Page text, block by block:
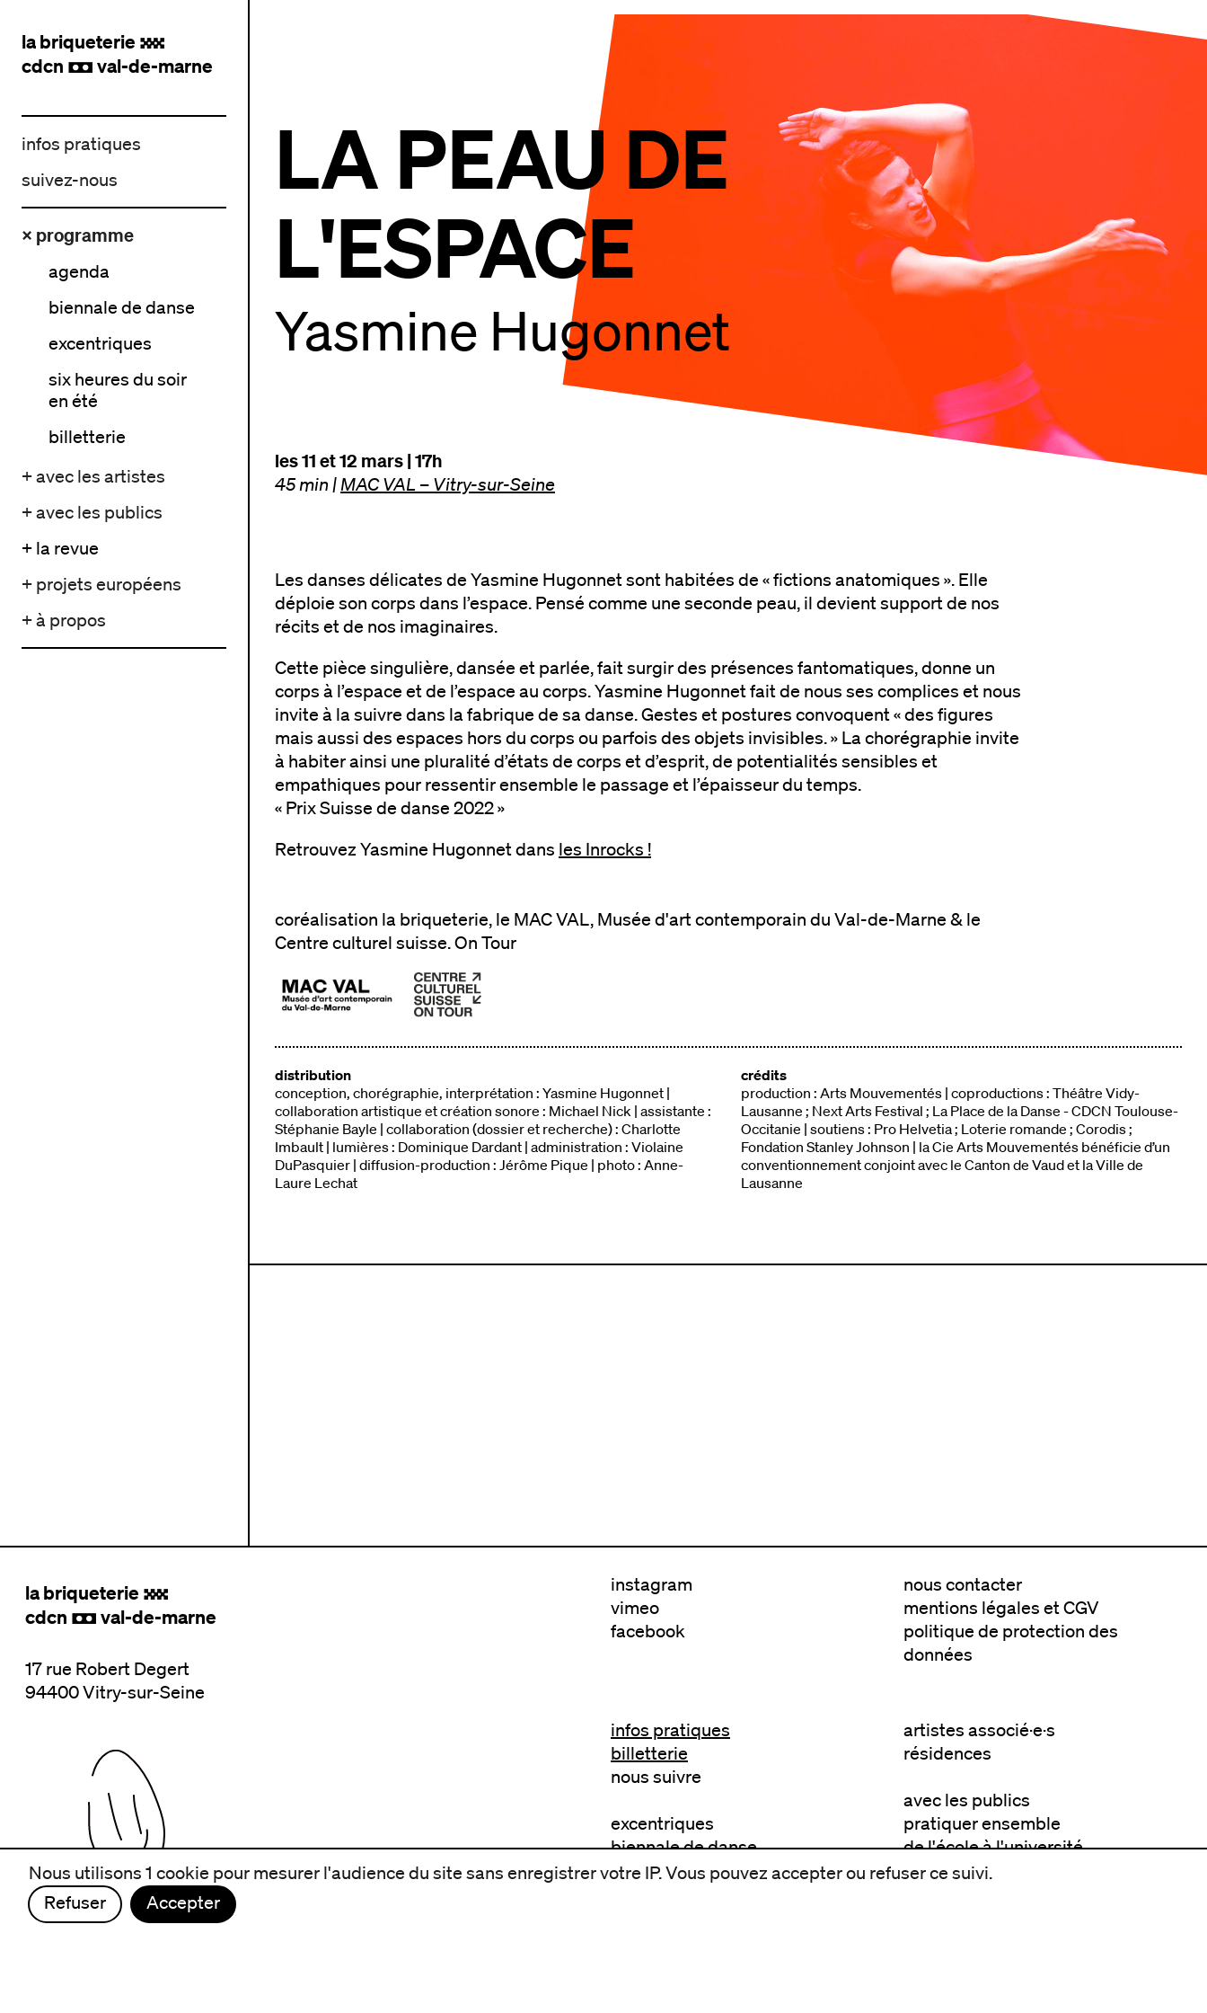
la briqueterie .
cdcn , val-de-marne
infos pratiques
suivez-nous
× programme
agenda
biennale de danse
excentriques
six heures du soir
en été
billetterie
+ avec les artistes
+ avec les publics
+ la revue
+ projets européens
+ à propos
LA PEAU DE
L'ESPACE
Yasmine Hugonnet
les 11 et 12 mars | 17h
45 min | MAC VAL – Vitry-sur-Seine
Les danses délicates de Yasmine Hugonnet sont habitées de « fictions anatomiques ». Elle
déploie son corps dans l’espace. Pensé comme une seconde peau, il devient support de nos
récits et de nos imaginaires.
Cette pièce singulière, dansée et parlée, fait surgir des présences fantomatiques, donne un
corps à l’espace et de l’espace au corps. Yasmine Hugonnet fait de nous ses complices et nous
invite à la suivre dans la fabrique de sa danse. Gestes et postures convoquent « des figures
mais aussi des espaces hors du corps ou parfois des objets invisibles. » La chorégraphie invite
à habiter ainsi une pluralité d’états de corps et d’esprit, de potentialités sensibles et
empathiques pour ressentir ensemble le passage et l’épaisseur du temps.
« Prix Suisse de danse 2022 »
Retrouvez Yasmine Hugonnet dans les Inrocks !
coréalisation la briqueterie, le MAC VAL, Musée d'art contemporain du Val-de-Marne & le
Centre culturel suisse. On Tour
distribution
conception, chorégraphie, interprétation : Yasmine Hugonnet |
collaboration artistique et création sonore : Michael Nick | assistante :
Stéphanie Bayle | collaboration (dossier et recherche) : Charlotte
Imbault | lumières : Dominique Dardant | administration : Violaine
DuPasquier | diffusion-production : Jérôme Pique | photo : Anne-
Laure Lechat
crédits
production : Arts Mouvementés | coproductions : Théâtre Vidy-
Lausanne ; Next Arts Festival ; La Place de la Danse - CDCN Toulouse-
Occitanie | soutiens : Pro Helvetia ; Loterie romande ; Corodis ;
Fondation Stanley Johnson | la Cie Arts Mouvementés bénéficie d’un
conventionnement conjoint avec le Canton de Vaud et la Ville de
Lausanne
la briqueterie .
cdcn , val-de-marne
17 rue Robert Degert
94400 Vitry-sur-Seine
instagram
vimeo
facebook
nous contacter
mentions légales et CGV
politique de protection des
données
infos pratiques
billetterie
nous suivre
excentriques
biennale de danse
du Val-de-Marne
artistes associé·e·s
résidences
avec les publics
pratiquer ensemble
de l'école à l'université
prendre soin
Nous utilisons 1 cookie pour mesurer l'audience du site sans enregistrer votre IP. Vous pouvez accepter ou refuser ce suivi.
Refuser
Accepter